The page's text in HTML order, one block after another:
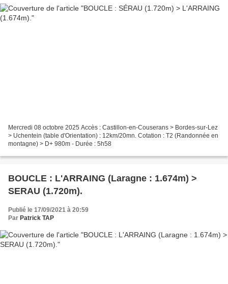
Mercredi 08 octobre 2025 Accès : Castillon-en-Couserans > Bordes-sur-Lez
> Uchentein (table d'Orientation) : 12km/20mn. Cotation : T2 (Randonnée en
montagne) > D+ 980m - Durée : 5h58
BOUCLE : L'ARRAING (Laragne : 1.674m) >
SERAU (1.720m).
Publié le 17/09/2021 à 20:59
Par Patrick TAP